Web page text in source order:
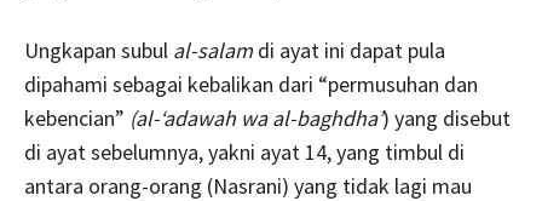
Ungkapan subul al-salam di ayat ini dapat pula
dipahami sebagai kebalikan dari “permusuhan dan
kebencian” (al-‘adawah wa al-baghdha’) yang disebut
di ayat sebelumnya, yakni ayat 14, yang timbul di
antara orang-orang (Nasrani) yang tidak lagi mau